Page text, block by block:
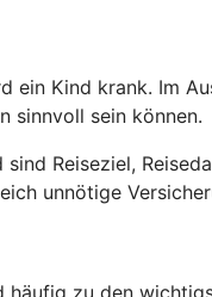
Kind krank. Im
sinnvoll sein können.
Reiseziel,
unnötige
zu den